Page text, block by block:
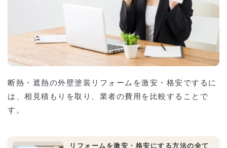
断熱・遮熱の外壁塗装リフォームを激安・格安でするに
は、相見積もりを取り、業者の費用を比較することで
す。
リフォームを激安・格安にする方法の全て